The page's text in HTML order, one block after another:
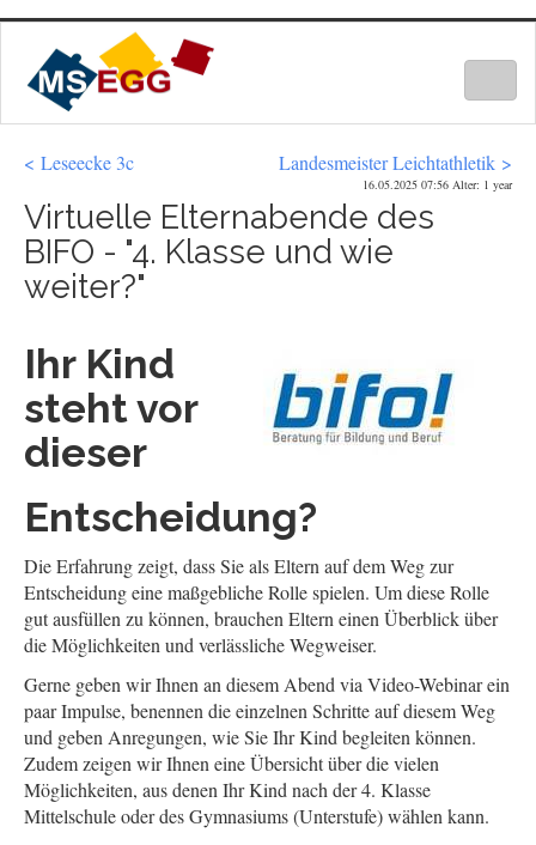
Landesmeister Leichtathletik >
< Leseecke 3c
16.05.2025 07:56 Alter: 1 year
Virtuelle Elternabende des
BIFO - "4. Klasse und wie
weiter?"
Ihr Kind
steht vor
dieser
Entscheidung?
Die Erfahrung zeigt, dass Sie als Eltern auf dem Weg zur
Entscheidung eine maßgebliche Rolle spielen. Um diese Rolle
gut ausfüllen zu können, brauchen Eltern einen Überblick über
die Möglichkeiten und verlässliche Wegweiser.
Gerne geben wir Ihnen an diesem Abend via Video-Webinar ein
paar Impulse, benennen die einzelnen Schritte auf diesem Weg
und geben Anregungen, wie Sie Ihr Kind begleiten können.
Zudem zeigen wir Ihnen eine Übersicht über die vielen
Möglichkeiten, aus denen Ihr Kind nach der 4. Klasse
Mittelschule oder des Gymnasiums (Unterstufe) wählen kann.